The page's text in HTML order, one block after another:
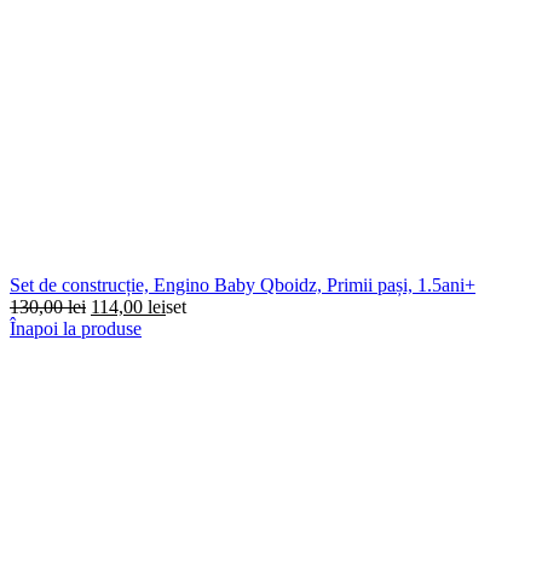
Set de construcție, Engino Baby Qboidz, Primii pași, 1.5ani+
130,00lei Prețul
inițial
114,00 leiPrețul
set
Înapoi la produse